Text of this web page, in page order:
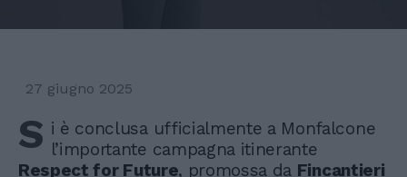
27 giugno 2025
S i è conclusa ufficialmente a Monfalcone
l’importante campagna itinerante
Respect for Future, promossa da Fincantieri